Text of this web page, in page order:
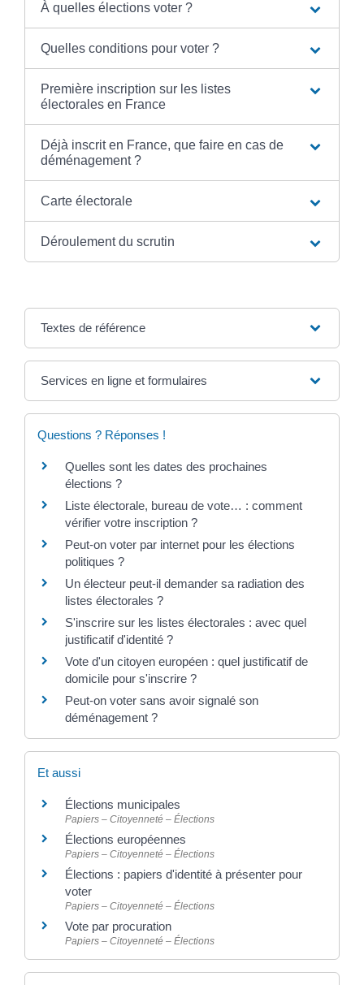
À quelles élections voter ?
Quelles conditions pour voter ?
Première inscription sur les listes
électorales en France
Déjà inscrit en France, que faire en cas de
déménagement ?
Carte électorale
Déroulement du scrutin
Textes de référence
Services en ligne et formulaires
Questions ? Réponses !
Quelles sont les dates des prochaines
élections ?
Liste électorale, bureau de vote… : comment
vérifier votre inscription ?
Peut-on voter par internet pour les élections
politiques ?
Un électeur peut-il demander sa radiation des
listes électorales ?
S'inscrire sur les listes électorales : avec quel
justificatif d'identité ?
Vote d'un citoyen européen : quel justificatif de
domicile pour s'inscrire ?
Peut-on voter sans avoir signalé son
déménagement ?
Et aussi
Élections municipales
Papiers – Citoyenneté – Élections
Élections européennes
Papiers – Citoyenneté – Élections
Élections : papiers d'identité à présenter pour
voter
Papiers – Citoyenneté – Élections
Vote par procuration
Papiers – Citoyenneté – Élections